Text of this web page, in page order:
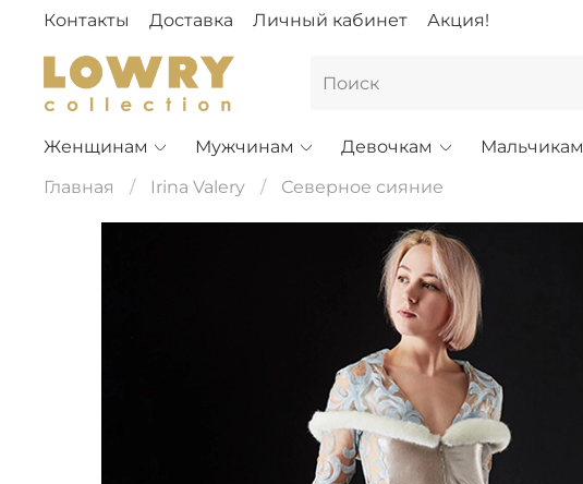
Контакты Доставка Личный кабинет Акция!
Женщинам Мужчинам Девочкам Мальчикам
Главная
Irina Valery Северное сияние